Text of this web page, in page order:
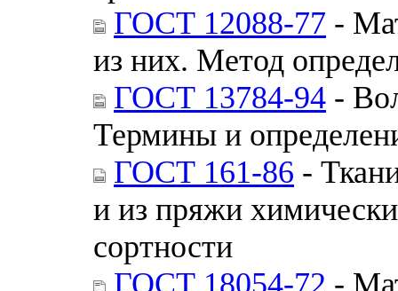
ГОСТ 12088-77 -
из них. Метод
ГОСТ 13784-94 -
Термины и
ГОСТ 161-86 -
и из пряжи
сортности
ГОСТ 18054-72 -